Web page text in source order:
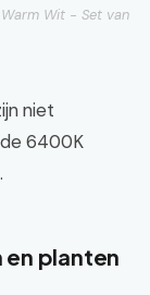
Warm Wit - Set van
niet
6400K
en planten